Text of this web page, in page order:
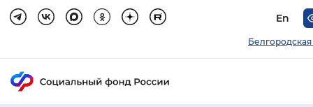
En
Белгородская